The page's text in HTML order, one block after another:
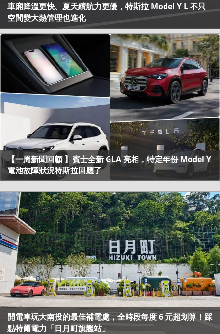
車廂降溫更快、夏天續航力更優，特斯拉 Model Y L 不只
空間變大熱管理也進化
【一周新聞回顧 】賓士全新 GLA 亮相，特定年份 Model Y
電池故障狀況特斯拉回應了
開電車玩大南投的最佳補電處，全時段每度 6 元超划算！踩
點特爾電力「日月町旗艦站」